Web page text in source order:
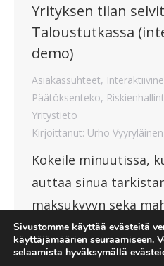
Yrityksen tilan
Taloustutkassa
demo)
Asiakassuhteet,
Päätöksenteko,
Yritystieto
Kirjoittanut: Urho Vyyryläinen
Kokeile minuutissa,
auttaa sinua
maksukyvyn sekä
yhteistyöhön
Sivustomme käyttää evästeitä
käyttäjämäärien seuraamiseen.
selaamista hyväksymällä